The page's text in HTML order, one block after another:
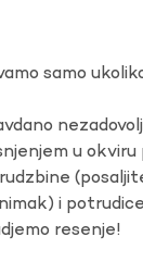
samo
u okviru
i
resenje!